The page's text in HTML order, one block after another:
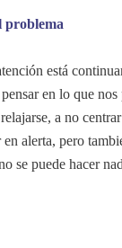
problema
está
en lo que
a no
alerta, pero
se puede hacer